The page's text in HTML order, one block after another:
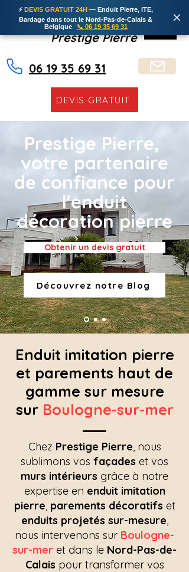
Prestige Pierre
06 19 35 69 31
DEVIS GRATUIT
Prestige Pierre,
votre partenaire
de confiance pour
l'enduit
décoration pierre
Obtenir un devis gratuit
Découvrez notre Blog
Enduit imitation pierre
et parements haut de
gamme sur mesure
surBoulogne-sur-mer
Chez Prestige Pierre, nous
sublimons vos façades et vos
murs intérieurs grâce à notre
expertise en enduit imitation
pierre, parements décoratifs et
enduits projetés sur-mesure,
nous intervenons sur Boulogne-
sur-mer et dans le Nord-Pas-de-
Calais pour transformer vos
⚡ DEVIS GRATUIT 24H — Enduit Pierre, ITE,
Bardage dans tout le Nord-Pas-de-Calais &
Belgique
📞 06 19 35 69 31
✕